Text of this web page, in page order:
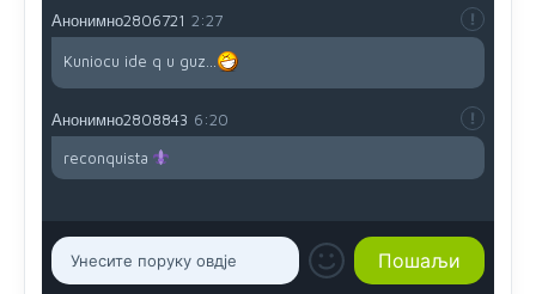
Анонимно2806721 2:27
Kuniocu ide q u guz...
Анонимно2808843 6:20
reconquista